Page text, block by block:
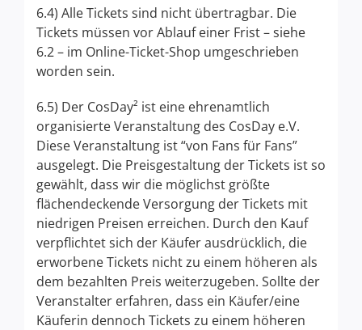
6.4) Alle Tickets sind nicht übertragbar. Die
Tickets müssen vor Ablauf einer Frist – siehe
6.2 – im Online-Ticket-Shop umgeschrieben
worden sein.
6.5) Der CosDay² ist eine ehrenamtlich
organisierte Veranstaltung des CosDay e.V.
Diese Veranstaltung ist “von Fans für Fans”
ausgelegt. Die Preisgestaltung der Tickets ist so
gewählt, dass wir die möglichst größte
flächendeckende Versorgung der Tickets mit
niedrigen Preisen erreichen. Durch den Kauf
verpflichtet sich der Käufer ausdrücklich, die
erworbene Tickets nicht zu einem höheren als
dem bezahlten Preis weiterzugeben. Sollte der
Veranstalter erfahren, dass ein Käufer/eine
Käuferin dennoch Tickets zu einem höheren